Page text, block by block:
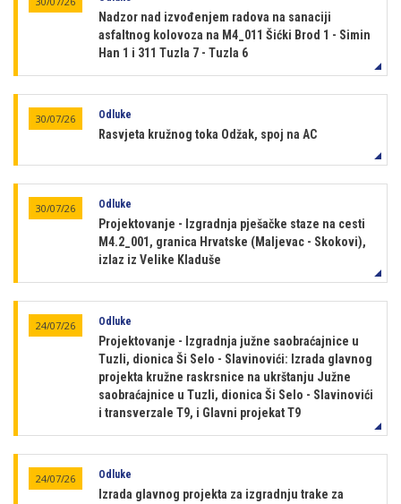
Nadzor nad izvođenjem radova na sanaciji
asfaltnog kolovoza na M4_011 Šićki Brod 1 - Simin
Han 1 i 311 Tuzla 7 - Tuzla 6
30/07/26 Odluke
Rasvjeta kružnog toka Odžak, spoj na AC
30/07/26 Odluke
Projektovanje - Izgradnja pješačke staze na cesti
M4.2_001, granica Hrvatske (Maljevac - Skokovi),
izlaz iz Velike Kladuše
24/07/26 Odluke
Projektovanje - Izgradnja južne saobraćajnice u
Tuzli, dionica Ši Selo - Slavinovići: Izrada glavnog
projekta kružne raskrsnice na ukrštanju Južne
saobraćajnice u Tuzli, dionica Ši Selo - Slavinovići
i transverzale T9, i Glavni projekat T9
24/07/26 Odluke
Izrada glavnog projekta za izgradnju trake za